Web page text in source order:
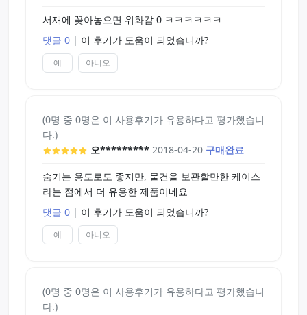
서재에 꽂아놓으면 위화감 0 ㅋㅋㅋㅋㅋㅋ
댓글 0 | 이 후기가 도움이 되었습니까?
예 아니오
(0명 중 0명은 이 사용후기가 유용하다고 평가했습니
다.)
오********* 2018-04-20 구매완료
숨기는 용도로도 좋지만, 물건을 보관할만한 케이스
라는 점에서 더 유용한 제품이네요
댓글 0 | 이 후기가 도움이 되었습니까?
예 아니오
(0명 중 0명은 이 사용후기가 유용하다고 평가했습니
다.)